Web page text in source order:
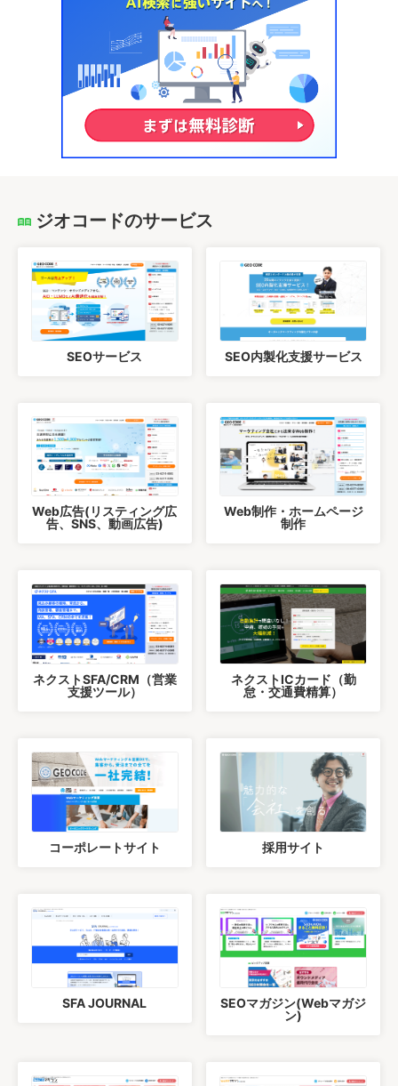
ジオコードのサービス
SEOサービス SEO内製化支援サービス
Web広告(リスティング広
告、SNS、動画広告)
Web制作・ホームページ
制作
ネクストSFA/CRM（営業
支援ツール）
ネクストICカード（勤
怠・交通費精算）
コーポレートサイト 採用サイト
SFA JOURNAL
SEOマガジン(Webマガジ
ン)